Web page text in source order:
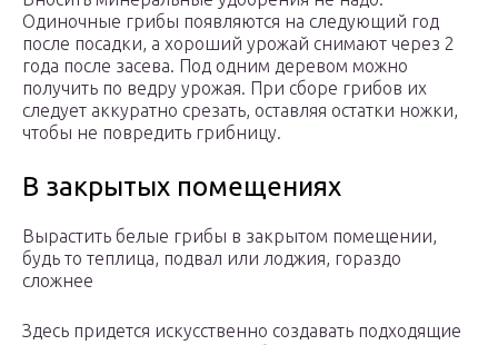
Одиночные грибы появляются на следующий год
после посадки, а хороший урожай снимают через 2
года после засева. Под одним деревом можно
получить по ведру урожая. При сборе грибов их
следует аккуратно срезать, оставляя остатки ножки,
чтобы не повредить грибницу.
В закрытых помещениях
Вырастить белые грибы в закрытом помещении,
будь то теплица, подвал или лоджия, гораздо
сложнее
Здесь придется искусственно создавать подходящие